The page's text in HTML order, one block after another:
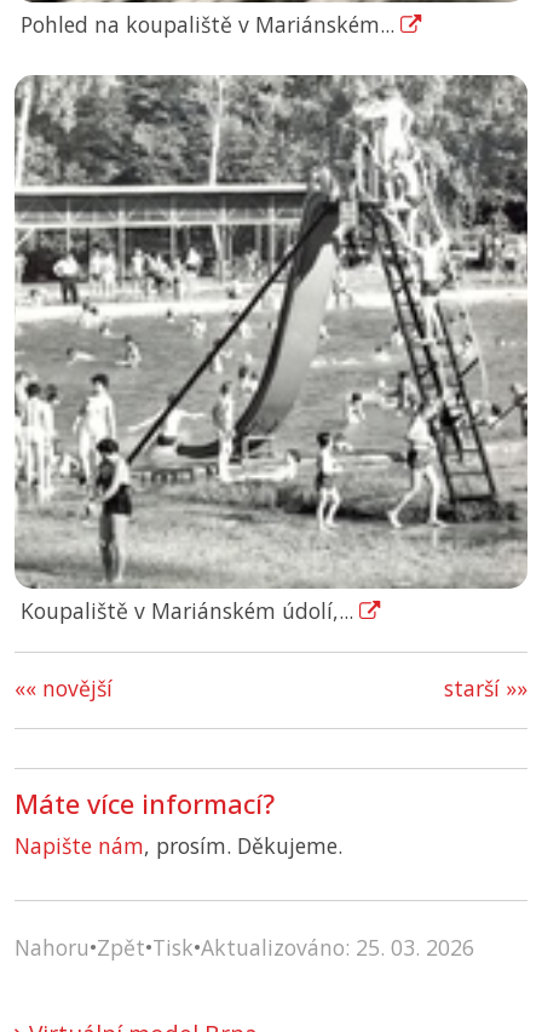
Pohled na koupaliště v Mariánském...
Koupaliště v Mariánském údolí,...
starší »»
«« novější
Máte více informací?
Napište nám, prosím. Děkujeme.
Nahoru•Zpět•Tisk•Aktualizováno: 25. 03. 2026